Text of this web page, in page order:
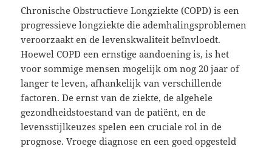
Chronische Obstructieve Longziekte (COPD) is een
progressieve longziekte die ademhalingsproblemen
veroorzaakt en de levenskwaliteit beïnvloedt.
Hoewel COPD een ernstige aandoening is, is het
voor sommige mensen mogelijk om nog 20 jaar of
langer te leven, afhankelijk van verschillende
factoren. De ernst van de ziekte, de algehele
gezondheidstoestand van de patiënt, en de
levensstijlkeuzes spelen een cruciale rol in de
prognose. Vroege diagnose en een goed opgesteld